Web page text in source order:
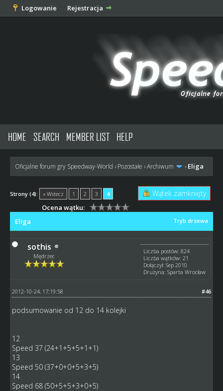
Logowanie Rejestracja
HOME SEARCH MEMBER LIST HELP
Oficjalne forum gry Speedway-World › Pozostałe ›Archiwum › Eliga
Strony (4): « Wstecz 1 2 3 4 Wątek zamknięty
Ocena wątku:
Tryb drzewa
Eliga
sothis
Mędrzec
Liczba postów: 824
Liczba wątków: 21
Dołączył: Sep 2010
Drużyna: Sparta Wrocław
#46
2012-10-24, 17:19:58
podsumowanie od 12 do 14 kolejki
12
Speed 37 (24+1+5+5+1+1)
13
Speed 50 (37+0+0+5+3+5)
14
Speed 68 (50+5+5+3+0+5)